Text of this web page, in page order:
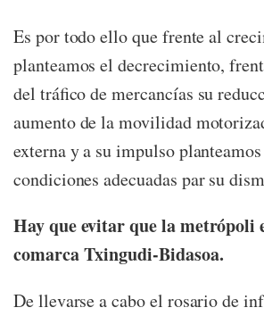
Es por todo ello que frente al
planteamos el decrecimiento,
del tráfico de mercancías su
aumento de la movilidad
externa y a su impulso
condiciones adecuadas par su
Hay que evitar que la metrópoli
comarca Txingudi-Bidasoa.
De llevarse a cabo el rosario de